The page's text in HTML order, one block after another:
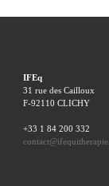
IFEq
31 rue des Cailloux
F-92110 CLICHY
+33 1 84 200 332